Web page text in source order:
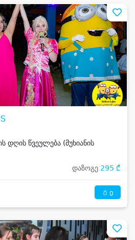
დღის წვეულება (მუხიანის
დაზოგე 295 ₾
0